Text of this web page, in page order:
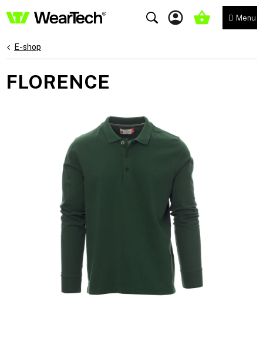
na
NÁKUPNÍ
E-shop
FLORENCE